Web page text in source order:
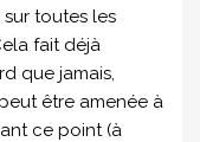
toutes les
fait déjà
que jamais,
être amenée à
ce point (à